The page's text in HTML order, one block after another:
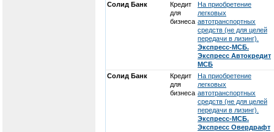
Солид Банк
Кредит
для
бизнеса
На приобретение
легковых
автотранспортных
средств (не для целей
передачи в лизинг).
Экспресс-МСБ.
Экспресс Автокредит
МСБ
Солид Банк
Кредит
для
бизнеса
На приобретение
легковых
автотранспортных
средств (не для целей
передачи в лизинг).
Экспресс-МСБ.
Экспресс Овердрафт